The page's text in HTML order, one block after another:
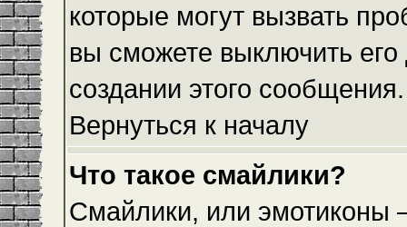
которые могут вызвать
вы сможете выключить
создании этого сообщения.
Вернуться к началу
Что такое смайлики?
Смайлики, или эмотиконы